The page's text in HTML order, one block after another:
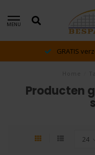
MENU
GRATIS
Producten